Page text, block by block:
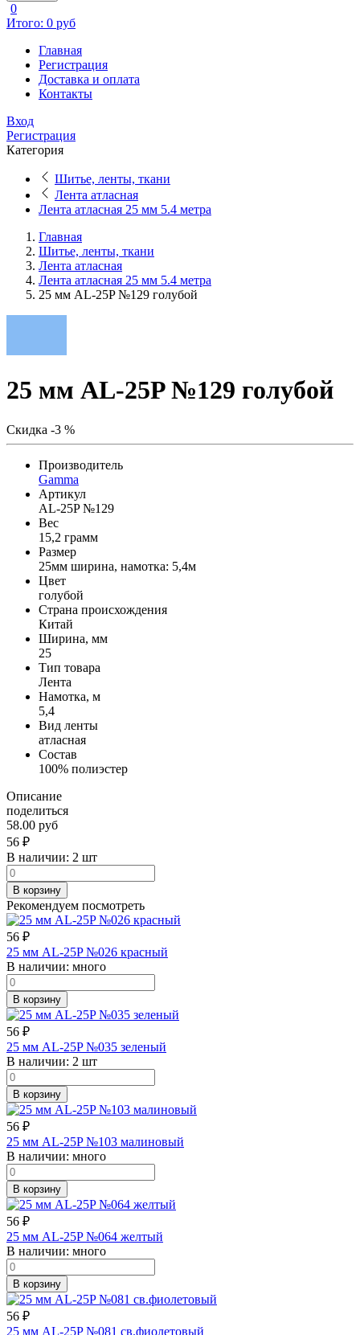
0
Итого: 0 руб
Главная
Регистрация
Доставка и оплата
Контакты
Вход
Регистрация
Категория
Шитье, ленты, ткани
Лента атласная
Лента атласная 25 мм 5.4 метра
Главная
Шитье, ленты, ткани
Лента атласная
Лента атласная 25 мм 5.4 метра
25 мм AL-25P №129 голубой
25 мм AL-25P №129 голубой
Скидка -3 %
Производитель
Gamma
Артикул
AL-25P №129
Вес
15,2 грамм
Размер
25мм ширина, намотка: 5,4м
Цвет
голубой
Страна происхождения
Китай
Ширина, мм
25
Тип товара
Лента
Намотка, м
5,4
Вид ленты
атласная
Состав
100% полиэстер
Описание
поделиться
58.00 руб
56 ₽
В наличии: 2 шт
В корзину
Рекомендуем посмотреть
56 ₽
25 мм AL-25P №026 красный
В наличии: много
В корзину
56 ₽
25 мм AL-25P №035 зеленый
В наличии: 2 шт
В корзину
56 ₽
25 мм AL-25P №103 малиновый
В наличии: много
В корзину
56 ₽
25 мм AL-25P №064 желтый
В наличии: много
В корзину
56 ₽
25 мм AL-25P №081 св.фиолетовый